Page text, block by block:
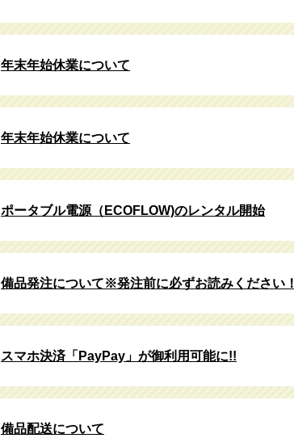
年末年始休業について
年末年始休業について
ポータブル電源（ECOFLOW)のレンタル開始
備品発注について※発注前に必ずお読みください！
スマホ決済「PayPay」が御利用可能に!!
備品配送について